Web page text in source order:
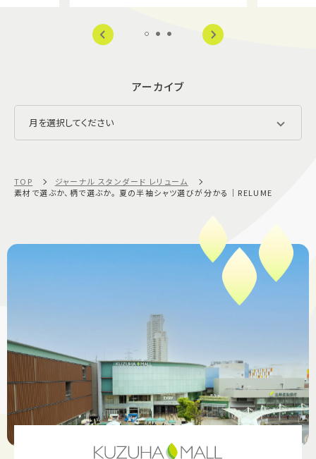
アーカイブ
TOP
ジャーナル スタンダード レリューム
素材で選ぶか、柄で選ぶか。 夏の半袖シャツ選びが分かる｜RELUME